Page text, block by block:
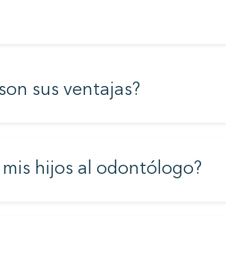
sus ventajas?
hijos al odontólogo?